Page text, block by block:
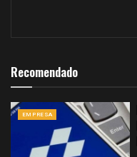
Recomendado
EMPRESA